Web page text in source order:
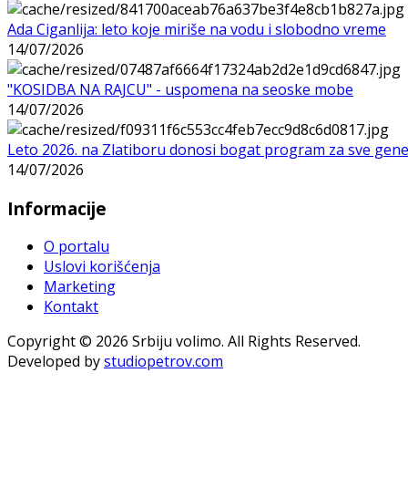
Ada Ciganlija: leto koje miriše na vodu i slobodno vreme
14/07/2026
"KOSIDBA NA RAJCU" - uspomena na seoske mobe
14/07/2026
Leto 2026. na Zlatiboru donosi bogat program za sve
14/07/2026
Informacije
O portalu
Uslovi korišćenja
Marketing
Kontakt
Copyright © 2026 Srbiju volimo. All Rights Reserved.
Developed bystudiopetrov.com